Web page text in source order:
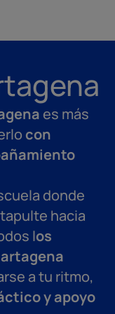
es más
con
donde
hacia
los
a tu ritmo,
y apoyo